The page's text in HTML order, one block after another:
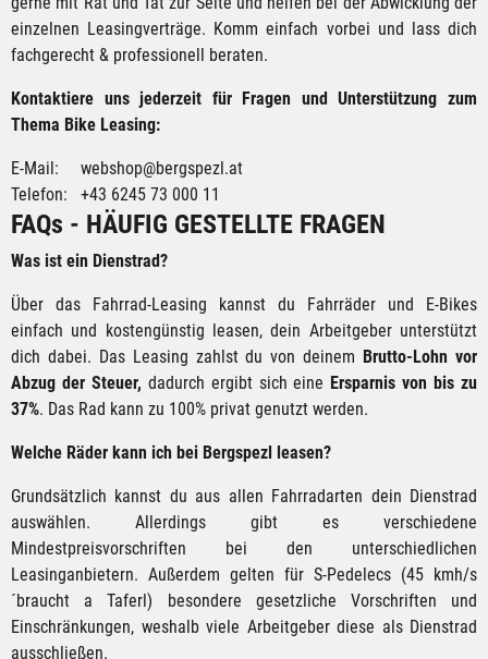
einzelnen Leasingverträge. Komm einfach vorbei und lass dich
fachgerecht & professionell beraten.
Kontaktiere uns jederzeit für Fragen und Unterstützung zum
Thema Bike Leasing:
E-Mail: webshop@bergspezl.at
Telefon: +43 6245 73 000 11
FAQs - HÄUFIG GESTELLTE FRAGEN
Was ist ein Dienstrad?
Über das Fahrrad-Leasing kannst du Fahrräder und E-Bikes
einfach und kostengünstig leasen, dein Arbeitgeber unterstützt
dich dabei. Das Leasing zahlst du von deinem Brutto-Lohn vor
Abzug der Steuer, dadurch ergibt sich eine Ersparnis von bis zu
37%. Das Rad kann zu 100% privat genutzt werden.
Welche Räder kann ich bei Bergspezl leasen?
Grundsätzlich kannst du aus allen Fahrradarten dein Dienstrad
auswählen. Allerdings gibt es verschiedene
Mindestpreisvorschriften bei den unterschiedlichen
Leasinganbietern. Außerdem gelten für S-Pedelecs (45 kmh/s
´braucht a Taferl) besondere gesetzliche Vorschriften und
Einschränkungen, weshalb viele Arbeitgeber diese als Dienstrad
ausschließen.